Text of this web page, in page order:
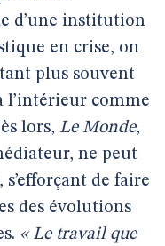
d’une institution
en crise, on
plus souvent
l’intérieur comme
lors, Le Monde,
ne peut
, s’efforçant de faire
des évolutions
« Le travail que